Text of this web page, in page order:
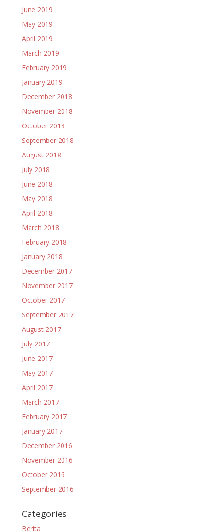
June 2019
May 2019
April 2019
March 2019
February 2019
January 2019
December 2018
November 2018
October 2018
September 2018
August 2018
July 2018
June 2018
May 2018
April 2018
March 2018
February 2018
January 2018
December 2017
November 2017
October 2017
September 2017
August 2017
July 2017
June 2017
May 2017
April 2017
March 2017
February 2017
January 2017
December 2016
November 2016
October 2016
September 2016
Categories
Berita